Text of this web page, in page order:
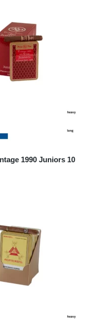
1990 Juniors 10